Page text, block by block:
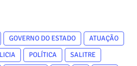
GOVERNO DO ESTADO
ATUAÇÃO
POLÍTICA
SALITRE